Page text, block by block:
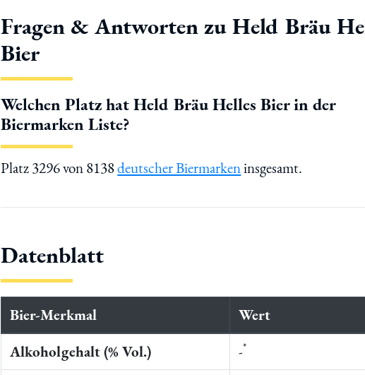
Fragen & Antworten zu Held Bräu
Bier
Welchen Platz hat Held Bräu Helles Bier in der
Biermarken Liste?
Platz 3296 von 8138deutscher Biermarkeninsgesamt.
Datenblatt
Bier-Merkmal
Wert
Alkoholgehalt (% Vol.)
-*